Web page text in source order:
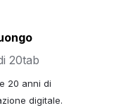
20tab
20 anni di
digitale.